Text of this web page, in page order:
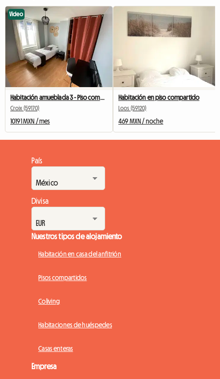
Video
Habitación amueblada 3 - Piso compartido de Fresnoy
Croix (59170)
10191 MXN / mes
Habitación en piso compartido
Loos (59120)
469 MXN / noche
País
Divisa
Nuestros tipos de alojamiento
Habitación en casa del anfitrión
Pisos compartidos
Coliving
Habitaciones de huéspedes
Casas enteras
Empresa